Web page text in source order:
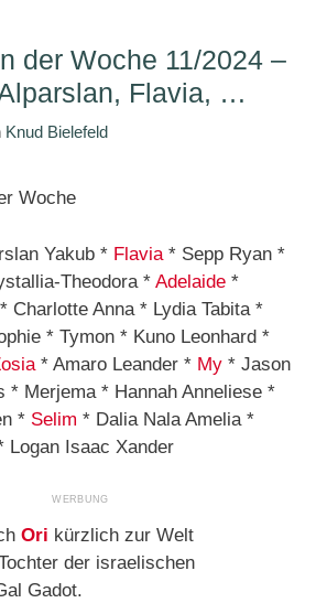
der Woche 11/2024 –
Flavia, …
Knud Bielefeld
Yakub * Flavia * Sepp Ryan *
Theodora * Adelaide *
Charlotte Anna * Lydia Tabita *
* Tymon * Kuno Leonhard *
* Amaro Leander * My * Jason
* Merjema * Hannah Anneliese *
* Selim * Dalia Nala Amelia *
Logan Isaac Xander
Ori kürzlich zur Welt
der israelischen
Gadot.